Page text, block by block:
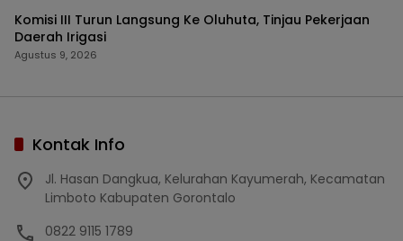
Komisi III Turun Langsung Ke Oluhuta, Tinjau Pekerjaan
Daerah Irigasi
Agustus 9, 2026
Kontak Info
Jl. Hasan Dangkua, Kelurahan Kayumerah, Kecamatan
Limboto Kabupaten Gorontalo
0822 9115 1789